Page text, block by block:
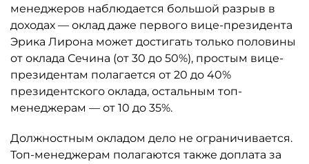
менеджеров наблюдается большой разрыв в
доходах — оклад даже первого вице-президента
Эрика Лирона может достигать только половины
от оклада Сечина (от 30 до 50%), простым вице-
президентам полагается от 20 до 40%
президентского оклада, остальным топ-
менеджерам — от 10 до 35%.
Должностным окладом дело не ограничивается.
Топ-менеджерам полагаются также доплата за